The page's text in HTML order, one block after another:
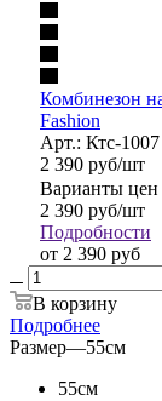
Комбинезон
Fashion
Арт.: Ктс-1007
2 390 руб/шт
Варианты цен
2 390 руб/шт
Подробности
от 2 390 руб
В корзину
Подробнее
Размер—55см
55см